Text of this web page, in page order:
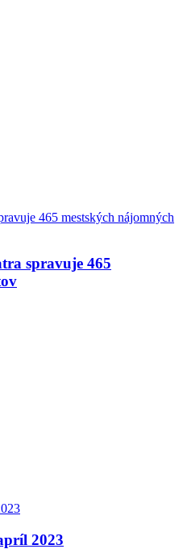
spravuje 465
2023